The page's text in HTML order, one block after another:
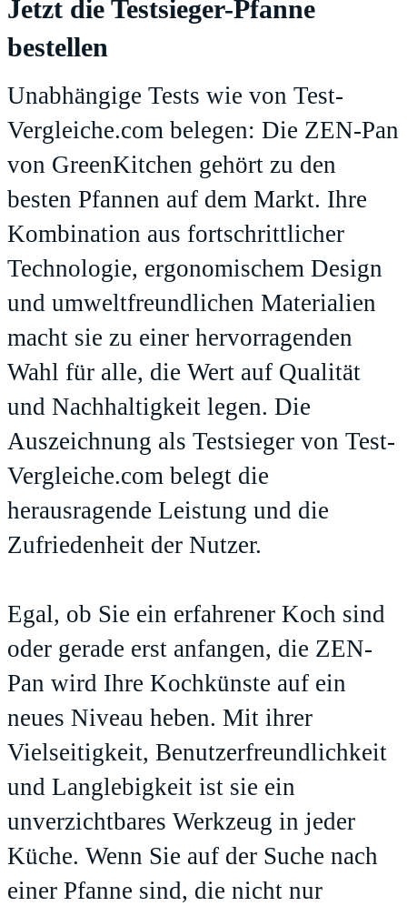
Jetzt die Testsieger-Pfanne
bestellen
Unabhängige Tests wie von Test-
Vergleiche.com belegen: Die ZEN-Pan
von GreenKitchen gehört zu den
besten Pfannen auf dem Markt. Ihre
Kombination aus fortschrittlicher
Technologie, ergonomischem Design
und umweltfreundlichen Materialien
macht sie zu einer hervorragenden
Wahl für alle, die Wert auf Qualität
und Nachhaltigkeit legen. Die
Auszeichnung als Testsieger von Test-
Vergleiche.com belegt die
herausragende Leistung und die
Zufriedenheit der Nutzer.
Egal, ob Sie ein erfahrener Koch sind
oder gerade erst anfangen, die ZEN-
Pan wird Ihre Kochkünste auf ein
neues Niveau heben. Mit ihrer
Vielseitigkeit, Benutzerfreundlichkeit
und Langlebigkeit ist sie ein
unverzichtbares Werkzeug in jeder
Küche. Wenn Sie auf der Suche nach
einer Pfanne sind, die nicht nur